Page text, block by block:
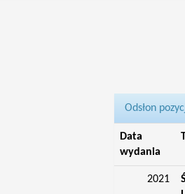
Odsłon
Data
wydania
2021